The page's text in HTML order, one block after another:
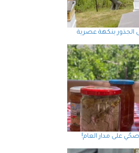
الجذور بنكهة عصرية
على مدار العام!